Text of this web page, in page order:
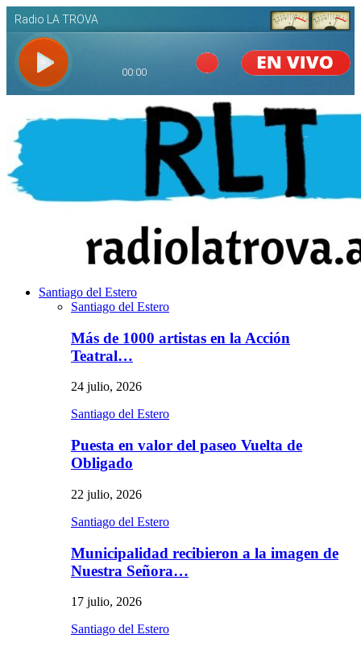
Santiago del Estero
Santiago del Estero
Más de 1000 artistas en la Acción
Teatral…
24 julio, 2026
Santiago del Estero
Puesta en valor del paseo Vuelta de
Obligado
22 julio, 2026
Santiago del Estero
Municipalidad recibieron a la imagen de
Nuestra Señora…
17 julio, 2026
Santiago del Estero